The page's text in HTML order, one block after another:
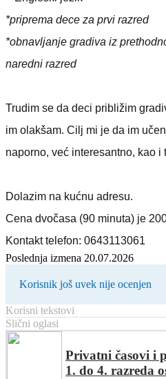
*priprema dece za prvi razred
*obnavljanje gradiva iz
naredni razred
Trudim se da deci približim
im olakšam. Cilj mi je da im
naporno, već interesantno, kao i
Dolazim na kućnu adresu.
Cena dvočasa (90 minuta) je
Kontakt telefon: 0643113061
Poslednja izmena 20.07.2026
Korisnik još uvek nije ocenjen
Korisni tekstovi
Slični oglasi
Privatni časovi i
1. do 4. razreda